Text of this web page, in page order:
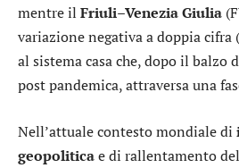
mentre il Friuli–Venezia Giulia
variazione negativa a doppia
al sistema casa che, dopo il balzo
post pandemica, attraversa una
Nell’attuale contesto mondiale di
geopoliticae di rallentamento del